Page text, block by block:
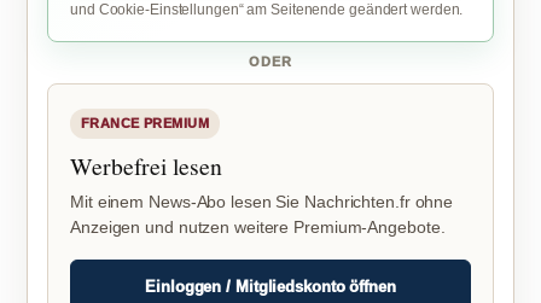
und Cookie-Einstellungen“ am Seitenende geändert werden.
ODER
FRANCE PREMIUM
Werbefrei lesen
Mit einem News-Abo lesen Sie Nachrichten.fr ohne
Anzeigen und nutzen weitere Premium-Angebote.
Einloggen / Mitgliedskonto öffnen